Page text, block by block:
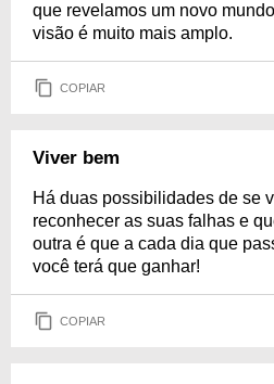
que revelamos um novo
visão é muito mais amplo.
COPIAR
Viver bem
Há duas possibilidades de se
reconhecer as suas falhas e
outra é que a cada dia que
você terá que ganhar!
COPIAR